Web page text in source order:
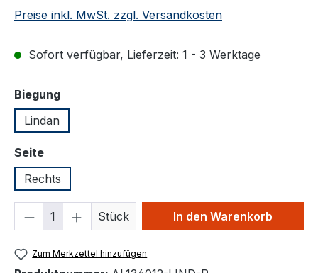
Preise inkl. MwSt. zzgl. Versandkosten
Sofort verfügbar, Lieferzeit: 1 - 3 Werktage
Biegungauswählen
Lindan
Seiteauswählen
Rechts
Produkt Anzahl: Gib den
Stück In den Warenkorb
Zum Merkzettel hinzufügen